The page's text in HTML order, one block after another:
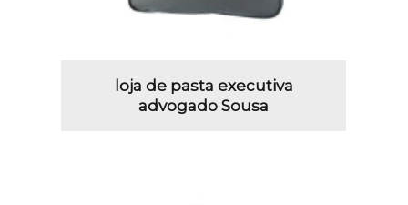
loja de pasta executiva
advogado Sousa